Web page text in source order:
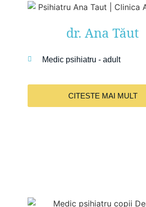
dr. Ana Tăut
Medic psihiatru - adult
CITESTE MAI MULT